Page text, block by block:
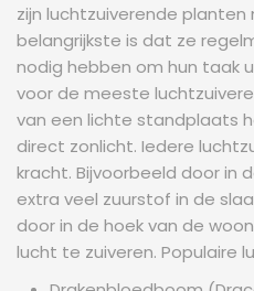
zijn luchtzuiverende planten
belangrijkste is dat ze
nodig hebben om hun taak
voor de meeste
van een lichte standplaats
direct zonlicht. Iedere
kracht. Bijvoorbeeld door in
extra veel zuurstof in de
door in de hoek van de
lucht te zuiveren. Populaire